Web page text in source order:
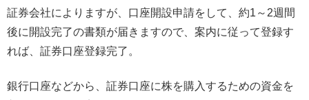
証券会社によりますが、口座開設申請をして、約1～2週間
後に開設完了の書類が届きますので、案内に従って登録す
れば、証券口座登録完了。
銀行口座などから、証券口座に株を購入するための資金を